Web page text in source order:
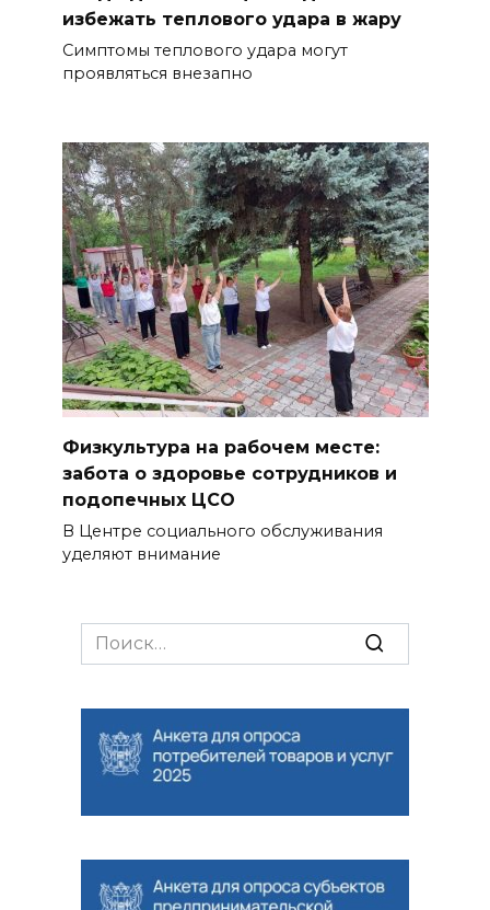
избежать теплового удара в жару
Симптомы теплового удара могут
проявляться внезапно
Физкультура на рабочем месте:
забота о здоровье сотрудников и
подопечных ЦСО
В Центре социального обслуживания
уделяют внимание
Search
for: